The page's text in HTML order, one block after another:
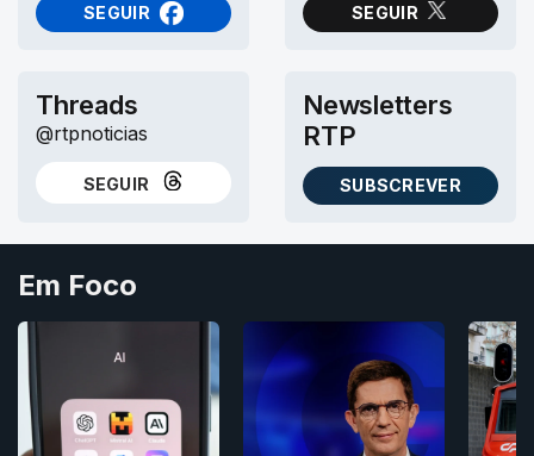
SEGUIR
NO FACEBOOK
SEGUIR
NO X (TWITTER)
Threads
@rtpnoticias
SEGUIR
NO THREADS
Newsletters
RTP
SUBSCREVER
AS NEWSLETTERS RTP
Em Foco